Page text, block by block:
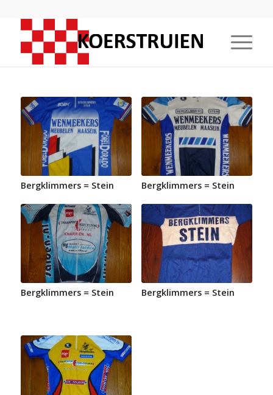
Bergklimmers = Stein Bergklimmers = Stein
Bergklimmers = Stein Bergklimmers = Stein